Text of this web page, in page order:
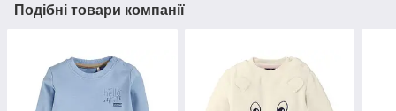
Подібні товари компанії